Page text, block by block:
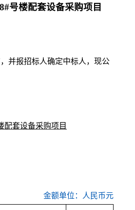
号楼配套设备采购项目
并报招标人确定中标人 ，现公
配套设备采购项目
金额单位：人民币元